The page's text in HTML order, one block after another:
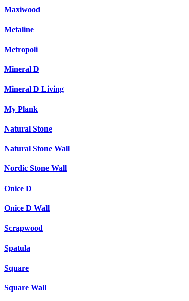
Maxiwood
Metaline
Metropoli
Mineral D
Mineral D Living
My Plank
Natural Stone
Natural Stone Wall
Nordic Stone Wall
Onice D
Onice D Wall
Scrapwood
Spatula
Square
Square Wall